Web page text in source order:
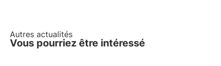
Autres actualités
Vous pourriez être intéressé